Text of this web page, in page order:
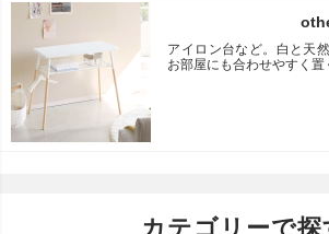
アイロン台など。白と天
お部屋にも合わせやすく置
カテゴリーで探